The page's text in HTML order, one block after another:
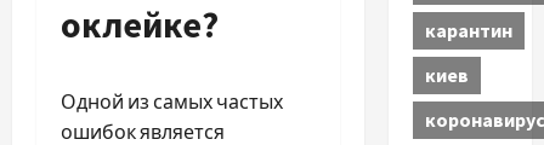
оклейке?
Одной из самых частых
ошибок является
карантин
киев
коронавирус